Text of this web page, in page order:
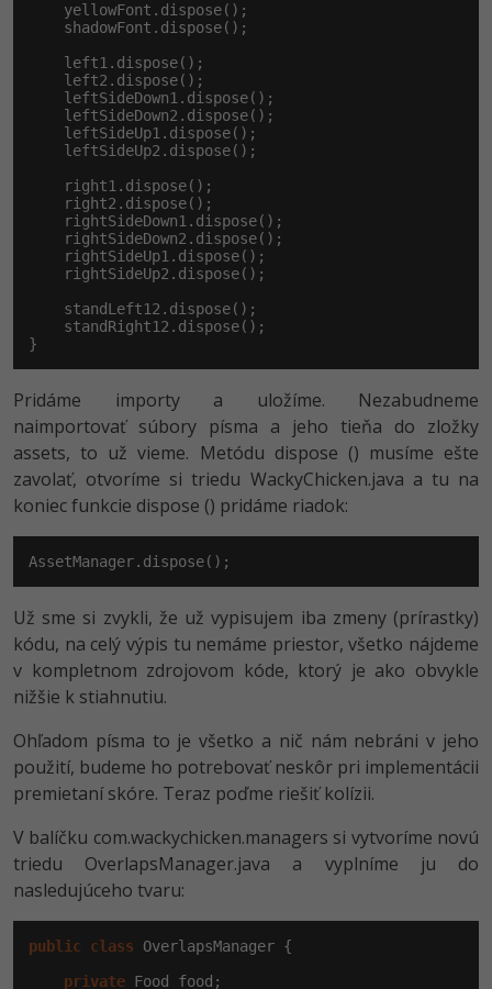
SEO -30%
UX
Business
Copywriting -30%
MS Office -80%
Time management
Fórum
Linux a UNIX
Siete
Windows
Adobe Illustrator -80%
Adobe Lightroom
Adobe XD -15%
Adobe InDesign
Adobe After Effects
-80%
Fotografovanie
Video
Ostatné
Fórum
Médiá
Kariéra
    yellowFont.dispose();
    shadowFont.dispose();
    left1.dispose();
    left2.dispose();
    leftSideDown1.dispose();
    leftSideDown2.dispose();
    leftSideUp1.dispose();
    leftSideUp2.dispose();
    right1.dispose();
    right2.dispose();
    rightSideDown1.dispose();
    rightSideDown2.dispose();
    rightSideUp1.dispose();
    rightSideUp2.dispose();
    standLeft12.dispose();
    standRight12.dispose();
}
Pridáme importy a uložíme. Nezabudneme
naimportovať súbory písma a jeho tieňa do zložky
assets, to už vieme. Metódu dispose () musíme ešte
zavolať, otvoríme si triedu WackyChicken.java a tu na
koniec funkcie dispose () pridáme riadok:
AssetManager.dispose();
Už sme si zvykli, že už vypisujem iba zmeny (prírastky)
kódu, na celý výpis tu nemáme priestor, všetko nájdeme
v kompletnom zdrojovom kóde, ktorý je ako obvykle
nižšie k stiahnutiu.
Ohľadom písma to je všetko a nič nám nebráni v jeho
použití, budeme ho potrebovať neskôr pri implementácii
premietaní skóre. Teraz poďme riešiť kolízii.
V balíčku com.wackychic­ken.managers si vytvoríme novú
triedu OverlapsManager­.java a vyplníme ju do
nasledujúceho tvaru:
public class OverlapsManager {
private Food food;